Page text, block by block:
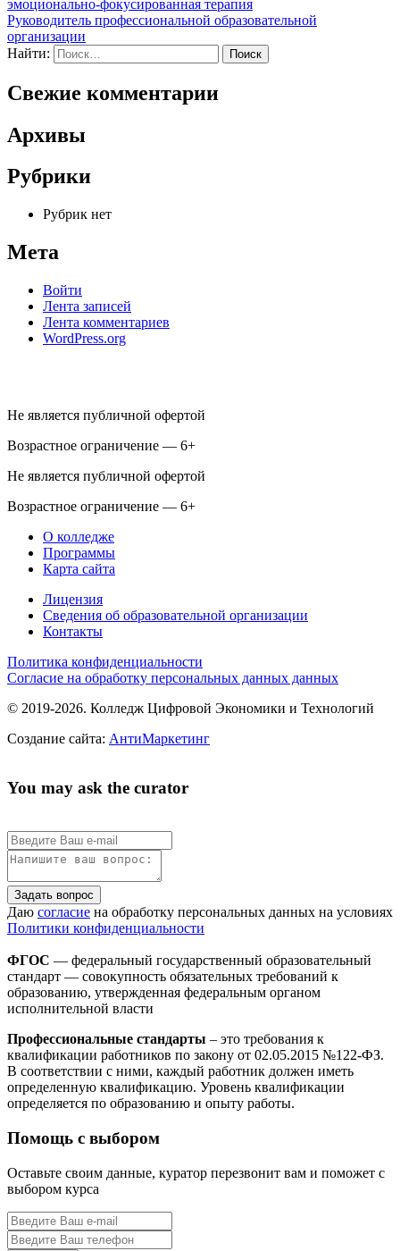
эмоционально-фокусированная терапия
Руководитель профессиональной образовательной
организации
Найти:
Свежие комментарии
Архивы
Рубрики
Рубрик нет
Мета
Войти
Лента записей
Лента комментариев
WordPress.org
Не является публичной офертой
Возрастное ограничение — 6+
Не является публичной офертой
Возрастное ограничение — 6+
О колледже
Программы
Карта сайта
Лицензия
Сведения об образовательной организации
Контакты
Политика конфиденциальности
Согласие на обработку персональных данных данных
© 2019-2026. Колледж Цифровой Экономики и Технологий
Создание сайта: АнтиМаркетинг
You may ask the curator
Задать вопрос
Даю согласие на обработку персональных данных на условиях
Политики конфиденциальности
ФГОС — федеральный государственный образовательный
стандарт — совокупность обязательных требований к
образованию, утвержденная федеральным органом
исполнительной власти
Профессиональные стандарты – это требования к
квалификации работников по закону от 02.05.2015 №122-ФЗ.
В соответствии с ними, каждый работник должен иметь
определенную квалификацию. Уровень квалификации
определяется по образованию и опыту работы.
Помощь с выбором
Оставьте своим данные, куратор перезвонит вам и поможет с
выбором курса